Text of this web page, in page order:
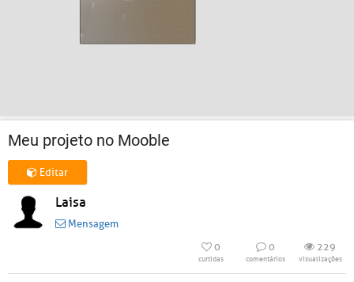
Meu projeto no Mooble
Editar
Laisa
Mensagem
0
curtidas
0
comentários
229
visualizações